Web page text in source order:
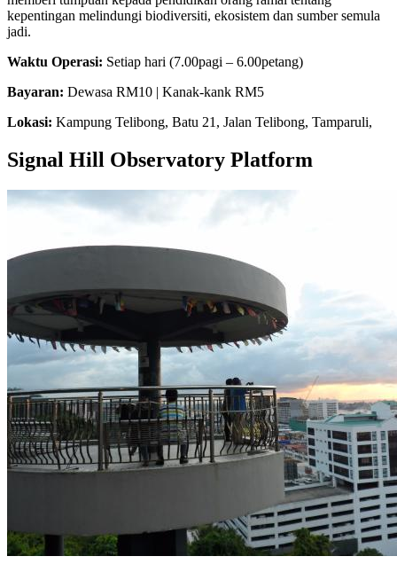
kepentingan melindungi biodiversiti, ekosistem dan sumber semula
jadi.
Waktu Operasi: Setiap hari (7.00pagi – 6.00petang)
Bayaran: Dewasa RM10 | Kanak-kank RM5
Lokasi: Kampung Telibong, Batu 21, Jalan Telibong, Tamparuli,
Signal Hill Observatory Platform